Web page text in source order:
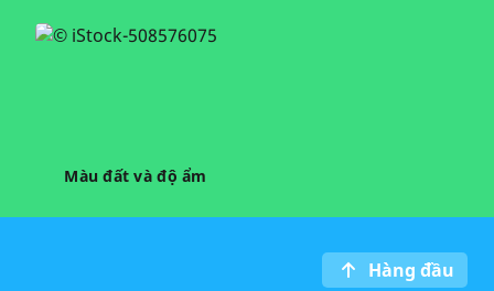
Màu đất và độ ẩm
Hàng đầu